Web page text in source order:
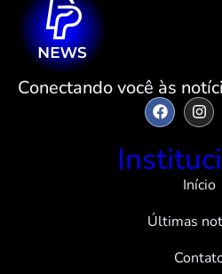
Conectando você às
Início
Últimas